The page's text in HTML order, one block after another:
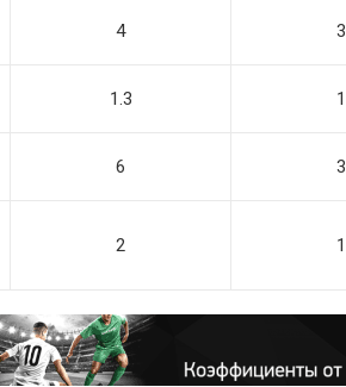
4 3
1.3 1
6 3
2 1